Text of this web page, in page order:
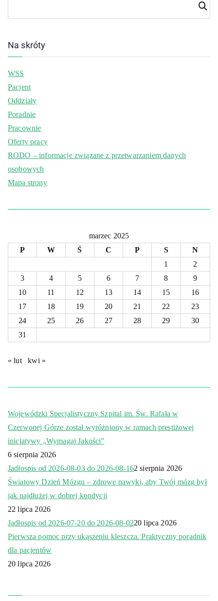
Szuka
j
Na skróty
WSS
Pacjent
Oddziały
Poradnie
Pracownie
Oferty pracy
RODO – informacje związane z przetwarzaniem danych
osobowych
Mapa strony
marzec 2025
P
W Ś C P S
N
1
2
3
4 5 6 7 8
9
10
11 12 13 14 15
16
17
18 19 20 21 22
23
24
25 26 27 28 29
30
31
« lut kwi »
Wojewódzki Specjalistyczny Szpital im. Św. Rafała w
Czerwonej Górze został wyróżniony w ramach prestiżowej
inicjatywy „Wymagaj Jakości”
6 sierpnia 2026
Jadłospis od 2026-08-03 do 2026-08-162 sierpnia 2026
Światowy Dzień Mózgu – zdrowe nawyki, aby Twój mózg był
jak najdłużej w dobrej kondycji
22 lipca 2026
Jadłospis od 2026-07-20 do 2026-08-0220 lipca 2026
Pierwsza pomoc przy ukąszeniu kleszcza. Praktyczny poradnik
dla pacjentów
20 lipca 2026